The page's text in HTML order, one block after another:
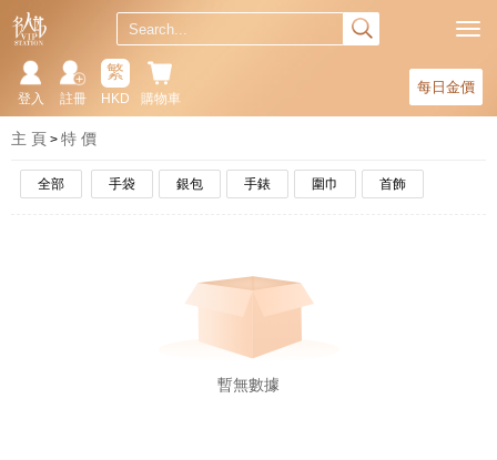
每日金價
購物車
繁
HKD
註冊
登入
主 頁 特 價
全部 手袋 銀包 手錶 圍巾 首飾
暫無數據